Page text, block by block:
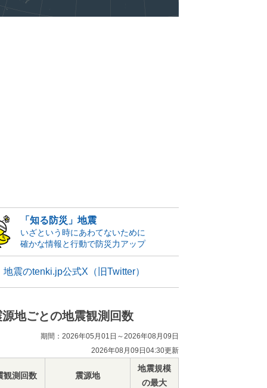
「知る防災」地震
いざという時にあわてないために
確かな情報と行動で防災力アップ
地震のtenki.jp公式X（旧Twitter）
源地ごとの地震観測回数
期間：2026年05月01日～2026年08月09日
2026年08月09日04:30更新
観測回数 震源地
地震規模
の最大